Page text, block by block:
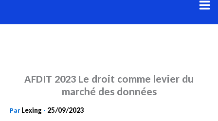
au
AFDIT 2023 Le droit comme levier du
marché des données
Par Lexing - 25/09/2023